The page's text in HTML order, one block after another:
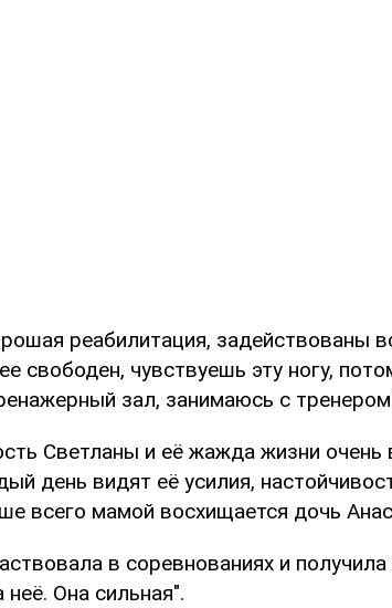
реабилитация,
свободен, чувствуешь эту ногу,
зал, занимаюсь с
Светланы и её жажда жизни очень
день видят её усилия,
всего мамой восхищается дочь
в соревнованиях и
неё. Она сильная".